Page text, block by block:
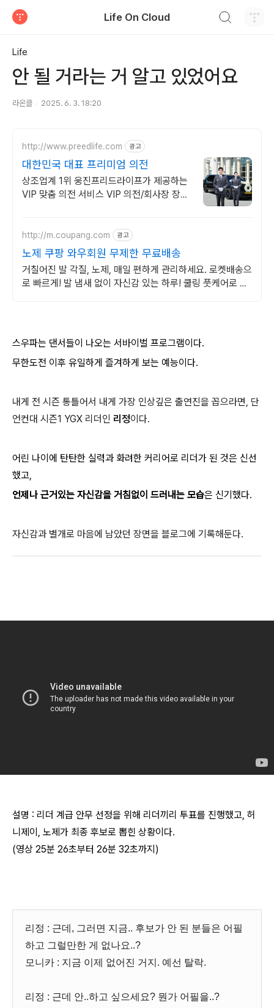
Life On Cloud
Life
안 될 거라는 거 알고 있었어요
라온클 2025. 6. 3. 18:20
http://www.preedlife.com 광고
대한민국 대표 프리미엄 의전
상조업계 1위 웅진프리드라이프가 제공하는
VIP 맞춤 의전 서비스 VIP 의전/회사장 장례
http://m.coupang.com 광고
노제 쿠팡 와우회원 무제한 무료배송
거칠어진 발 각질, 노제, 매일 편하게 관리하세요. 로켓배송으
로 빠르게! 발 냄새 없이 자신감 있는 하루! 쿨링 풋케어로 산
스우파는 댄서들이 나오는 서바이벌 프로그램이다.
무한도전 이후 유일하게 즐겨하게 보는 예능이다.
내게 전 시즌 통틀어서 내게 가장 인상깊은 출연진을 꼽으라면, 단
언컨대 시즌1 YGX 리더인 리정이다.
어린 나이에 탄탄한 실력과 화려한 커리어로 리더가 된 것은 신선
했고,
언제나 근거있는 자신감을 거침없이 드러내는 모습은 신기했다.
자신감과 별개로 마음에 남았던 장면을 블로그에 기록해둔다.
설명 : 리더 계급 안무 선정을 위해 리더끼리 투표를 진행했고, 허
니제이, 노제가 최종 후보로 뽑힌 상황이다.
(영상 25분 26초부터 26분 32초까지)
리정 : 근데, 그러면 지금.. 후보가 안 된 분들은 어필
하고 그럴만한 게 없나요..?
모니카 : 지금 이제 없어진 거지. 예선 탈락.
리정 : 근데 안..하고 싶으세요? 뭔가 어필을..?